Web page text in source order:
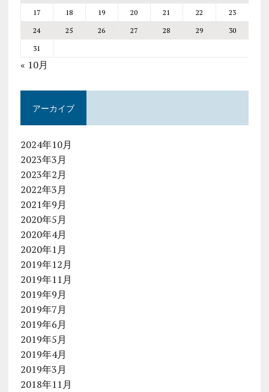
17
18 19 20 21 22
23
24
25 26 27 28 29
30
31
« 10月
アーカイブ
2024年10月
2023年3月
2023年2月
2022年3月
2021年9月
2020年5月
2020年4月
2020年1月
2019年12月
2019年11月
2019年9月
2019年7月
2019年6月
2019年5月
2019年4月
2019年3月
2018年11月